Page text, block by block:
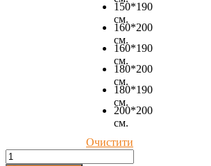
150*190
см.
160*200
см.
160*190
см.
180*200
см.
180*190
см.
200*200
см.
Очистити
Матрац